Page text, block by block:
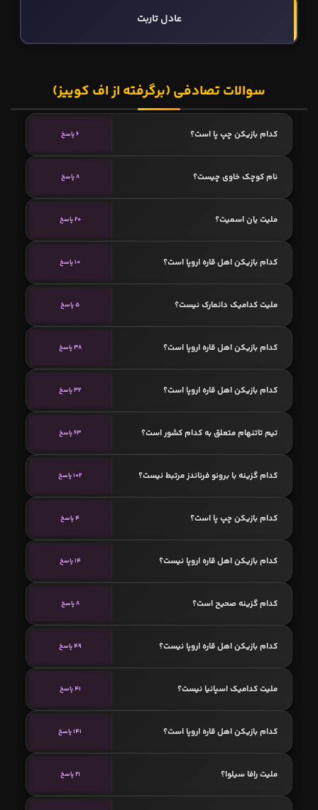
عادل تاربت
سوالات تصادفی (برگرفته از اف کوییز)
کدام بازیکن چپ پا است؟ 6 پاسخ
نام کوچک خاوی چیست؟ 8 پاسخ
ملیت یان اسمیت؟ 20 پاسخ
کدام بازیکن اهل قاره اروپا است؟ 10 پاسخ
ملیت کدامیک دانمارک نیست؟ 5 پاسخ
کدام بازیکن اهل قاره اروپا است؟ 38 پاسخ
کدام بازیکن اهل قاره اروپا است؟ 32 پاسخ
تیم تاتنهام متعلق به کدام کشور است؟ 63 پاسخ
کدام گزینه با برونو فرناندز مرتبط نیست؟ 102 پاسخ
کدام بازیکن چپ پا است؟ 4 پاسخ
کدام بازیکن اهل قاره اروپا نیست؟ 14 پاسخ
کدام گزینه صحیح است؟ 8 پاسخ
کدام بازیکن اهل قاره اروپا نیست؟ 49 پاسخ
ملیت کدامیک اسپانیا نیست؟ 41 پاسخ
کدام بازیکن اهل قاره اروپا است؟ 141 پاسخ
ملیت رافا سیلوا؟ 21 پاسخ